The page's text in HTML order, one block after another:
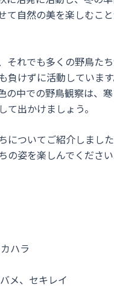
自然の美を楽しむこ
れでも多くの野鳥た
負けずに活動していま
の中での野鳥観察は、
出かけましょう。
についてご紹介しまし
の姿を楽しんでくださ
ハラ
メ、セキレイ